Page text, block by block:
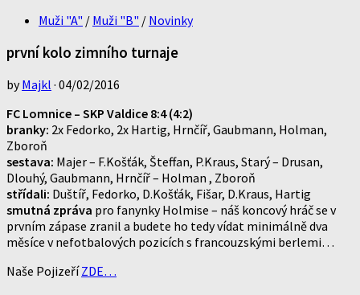
Muži "A" / Muži "B" / Novinky
první kolo zimního turnaje
byMajkl · 04/02/2016
FC Lomnice – SKP Valdice 8:4 (4:2)
branky: 2x Fedorko, 2x Hartig, Hrnčíř, Gaubmann, Holman,
Zboroň
sestava: Majer – F.Košťák, Šteffan, P.Kraus, Starý – Drusan,
Dlouhý, Gaubmann, Hrnčíř – Holman , Zboroň
střídali: Duštíř, Fedorko, D.Košťák, Fišar, D.Kraus, Hartig
smutná zpráva pro fanynky Holmise – náš koncový hráč se v
prvním zápase zranil a budete ho tedy vídat minimálně dva
měsíce v nefotbalových pozicích s francouzskými berlemi…
Naše PojizeříZDE…